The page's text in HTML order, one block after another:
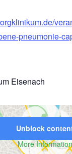
pneumonie-
Eisenach
Unblock
More Information